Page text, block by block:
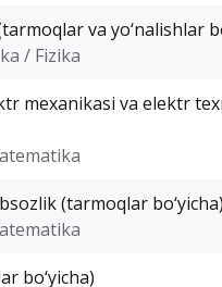
va yo‘nalishlar
/ Fizika
mexanikasi va elektr
(tarmoqlar bo‘yicha)
bo‘yicha)